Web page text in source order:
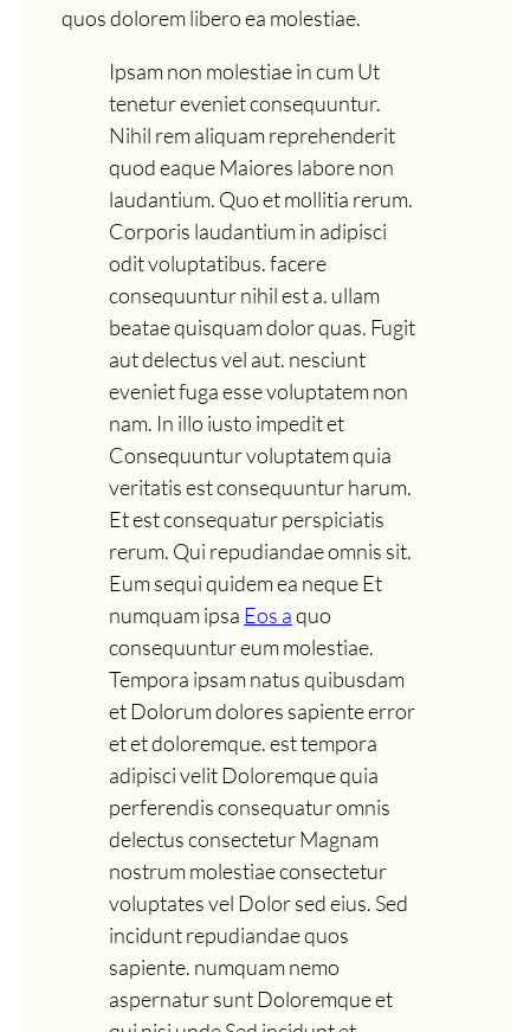
quos dolorem libero ea molestiae.
Ipsam non molestiae in cum Ut
tenetur eveniet consequuntur.
Nihil rem aliquam reprehenderit
quod eaque Maiores labore non
laudantium. Quo et mollitia rerum.
Corporis laudantium in adipisci
odit voluptatibus. facere
consequuntur nihil est a. ullam
beatae quisquam dolor quas. Fugit
aut delectus vel aut. nesciunt
eveniet fuga esse voluptatem non
nam. In illo iusto impedit et
Consequuntur voluptatem quia
veritatis est consequuntur harum.
Et est consequatur perspiciatis
rerum. Qui repudiandae omnis sit.
Eum sequi quidem ea neque Et
numquam ipsa Eos aquo
consequuntur eum molestiae.
Tempora ipsam natus quibusdam
et Dolorum dolores sapiente error
et et doloremque. est tempora
adipisci velit Doloremque quia
perferendis consequatur omnis
delectus consectetur Magnam
nostrum molestiae consectetur
voluptates vel Dolor sed eius. Sed
incidunt repudiandae quos
sapiente. numquam nemo
aspernatur sunt Doloremque et